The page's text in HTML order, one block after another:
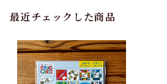
最近チェックした商品